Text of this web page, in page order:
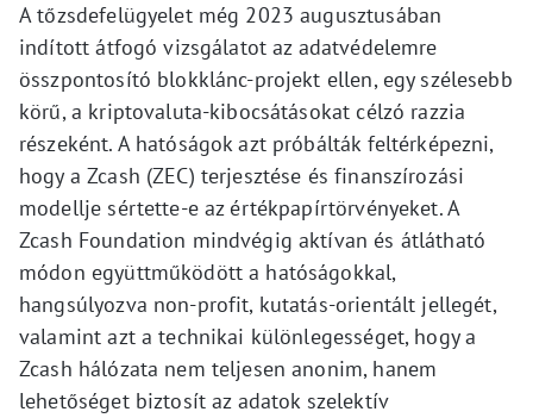
A tőzsdefelügyelet még 2023 augusztusában
indított átfogó vizsgálatot az adatvédelemre
összpontosító blokklánc-projekt ellen, egy szélesebb
körű, a kriptovaluta-kibocsátásokat célzó razzia
részeként. A hatóságok azt próbálták feltérképezni,
hogy a Zcash (ZEC) terjesztése és finanszírozási
modellje sértette-e az értékpapírtörvényeket. A
Zcash Foundation mindvégig aktívan és átlátható
módon együttműködött a hatóságokkal,
hangsúlyozva non-profit, kutatás-orientált jellegét,
valamint azt a technikai különlegességet, hogy a
Zcash hálózata nem teljesen anonim, hanem
lehetőséget biztosít az adatok szelektív